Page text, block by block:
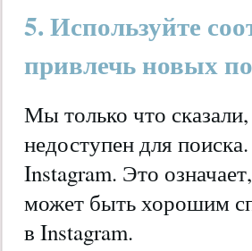
5. Используйте
привлечь новых
Мы только что
недоступен для
Instagram. Это
может быть хорошим
в Instagram.